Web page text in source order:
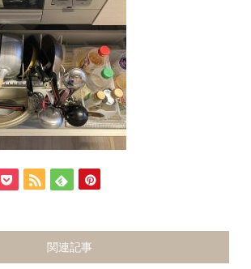
関連記事